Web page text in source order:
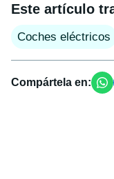
Este artículo
Coches eléctricos
Compártela en: